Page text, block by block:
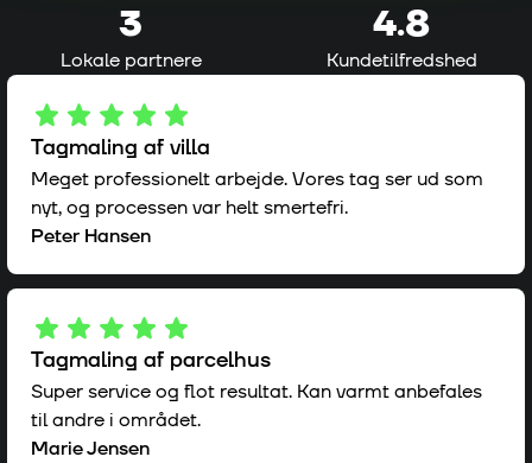
3
Lokale partnere
4.8
Kundetilfredshed
Tagmaling af villa
Meget professionelt arbejde. Vores tag ser ud som
nyt, og processen var helt smertefri.
Peter Hansen
Tagmaling af parcelhus
Super service og flot resultat. Kan varmt anbefales
til andre i området.
Marie Jensen